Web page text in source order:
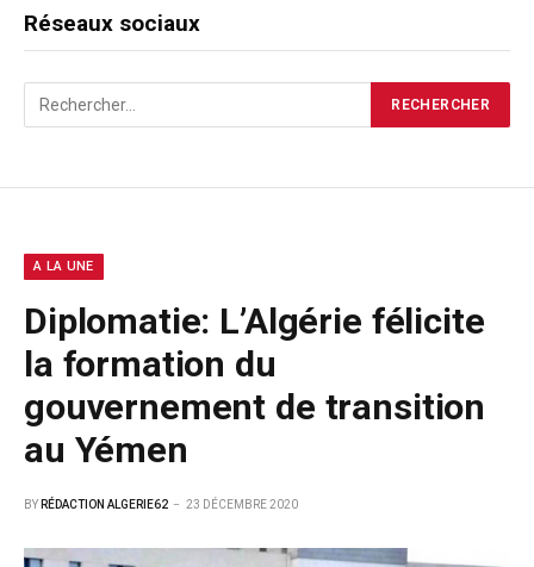
Réseaux sociaux
A LA UNE
Diplomatie: L’Algérie félicite
la formation du
gouvernement de transition
au Yémen
BY RÉDACTION ALGERIE62 23 DÉCEMBRE 2020